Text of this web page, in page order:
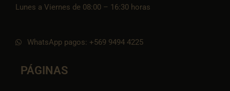
Lunes a Viernes de 08:00 – 16:30 horas
WhatsApp pagos: +569 9494 4225
PÁGINAS